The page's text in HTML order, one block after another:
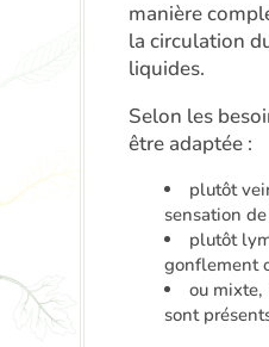
manière
la circulation
liquides.
Selon les
être adaptée :
plutôt
sensation
plutôt
gonflement
ou mixte,
sont